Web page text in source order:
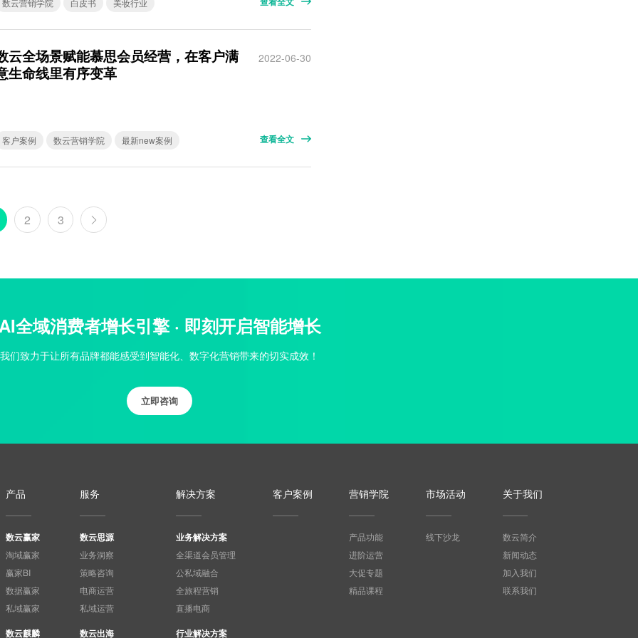
数云营销学院 白皮书 美妆行业
云全场景赋能慕思会员经营，在客户满
生命线里有序变革
2022-06-30
客户案例 数云营销学院 最新new案例 查看全文
2 3
全域消费者增长引擎 · 即刻开启智能增长
我们致力于让所有品牌都能感受到智能化、数字化营销带来的切实成效！
立即咨询
产品
数云赢家
淘域赢家
赢家BI
数据赢家
私域赢家
数云麒麟
服务
数云思源
业务洞察
策略咨询
电商运营
私域运营
数云出海
解决方案
业务解决方案
全渠道会员管理
公私域融合
全旅程营销
直播电商
行业解决方案
客户案例 营销学院
产品功能
进阶运营
大促专题
精品课程
市场活动
线下沙龙
关于我们
数云简介
新闻动态
加入我们
联系我们